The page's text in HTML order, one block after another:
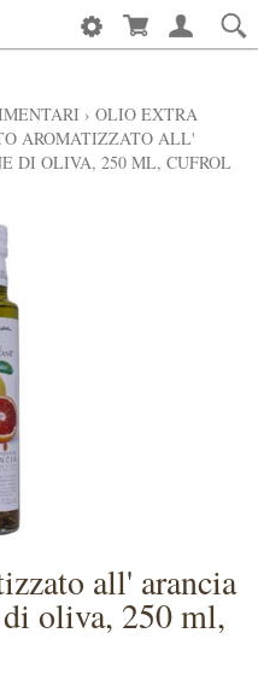
› OLIO EXTRA
AROMATIZZATO ALL'
DI OLIVA, 250 ML, CUFROL
all' arancia
oliva, 250 ml,